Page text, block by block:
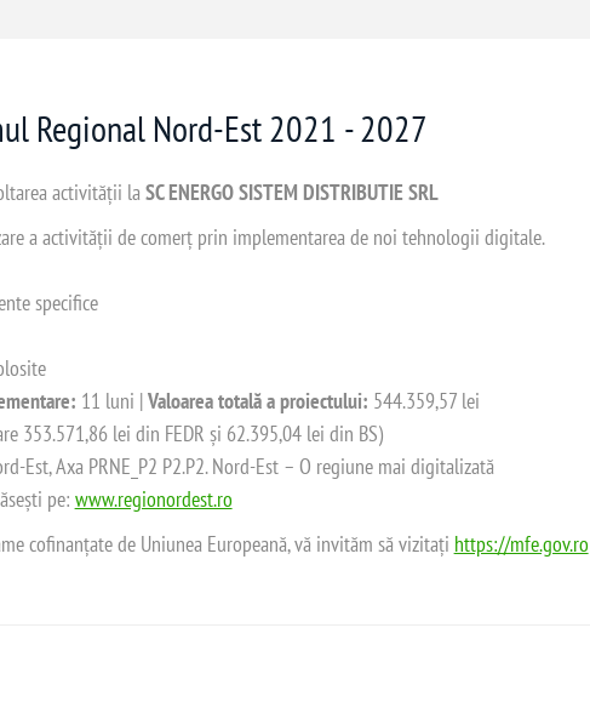
Regional Nord-Est 2021 - 2027
activității laSC ENERGO SISTEM DISTRIBUTIE SRL
a activității de comerț prin implementarea de noi tehnologii digitale.
specifice
11 luni |Valoarea totală a proiectului: 544.359,57 lei
353.571,86 lei din FEDR și 62.395,04 lei din BS)
Est, Axa PRNE_P2 P2.P2. Nord-Est – O regiune mai digitalizată
pe: www.regionordest.ro
cofinanțate de Uniunea Europeană, vă invităm să vizitați https://mfe.gov.ro